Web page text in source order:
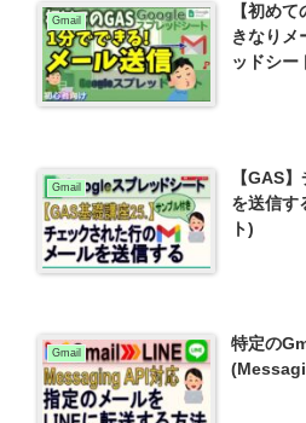
Gmail
【初め
きなりメ
ッドシー
Gmail
【GAS
を送信す
ト)
Gmail
特定の